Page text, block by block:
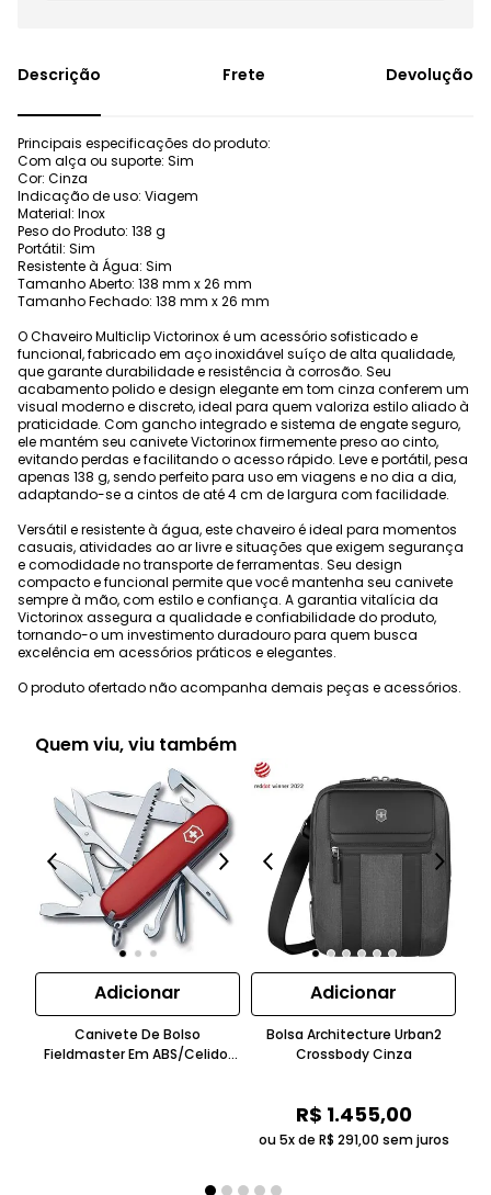
Frete Devolução
Principais especificações do produto:
Com alça ou suporte: Sim
Cor: Cinza
Indicação de uso: Viagem
Material: Inox
Peso do Produto: 138 g
Portátil: Sim
Resistente à Água: Sim
Tamanho Aberto: 138 mm x 26 mm
Tamanho Fechado: 138 mm x 26 mm
O Chaveiro Multiclip Victorinox é um acessório sofisticado e
funcional, fabricado em aço inoxidável suíço de alta qualidade,
que garante durabilidade e resistência à corrosão. Seu
acabamento polido e design elegante em tom cinza conferem um
visual moderno e discreto, ideal para quem valoriza estilo aliado à
praticidade. Com gancho integrado e sistema de engate seguro,
ele mantém seu canivete Victorinox firmemente preso ao cinto,
evitando perdas e facilitando o acesso rápido. Leve e portátil, pesa
apenas 138 g, sendo perfeito para uso em viagens e no dia a dia,
adaptando-se a cintos de até 4 cm de largura com facilidade.
Versátil e resistente à água, este chaveiro é ideal para momentos
casuais, atividades ao ar livre e situações que exigem segurança
e comodidade no transporte de ferramentas. Seu design
compacto e funcional permite que você mantenha seu canivete
sempre à mão, com estilo e confiança. A garantia vitalícia da
Victorinox assegura a qualidade e confiabilidade do produto,
tornando-o um investimento duradouro para quem busca
excelência em acessórios práticos e elegantes.
O produto ofertado não acompanha demais peças e acessórios.
Quem viu, viu também
Adicionar
Canivete De Bolso
Fieldmaster Em ABS/Celidor
Adicionar
Bolsa Architecture Urban2
Crossbody Cinza
R$ 1.455,00
ou 5x de R$ 291,00 sem juros